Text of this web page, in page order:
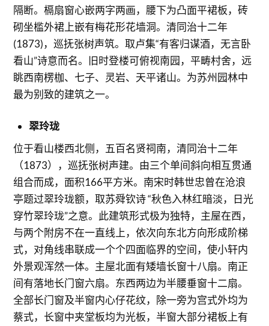
隔断。槅扇窗心嵌两字两画，腰下为凸面平裙板，砖
砌坐槛外裙上嵌有梅花形花墙洞。清同治十二年
(1873)，巡抚张树声筑。取卢集“有客归谋酒，无言卧
看山”诗意而名。旧时登楼可俯视南园，平畴村舍，远
眺西南楞枷、七子、灵岩、天平诸山。为苏州园林中
最为别致的建筑之一。
翠玲珑
位于看山楼西北侧，五百名贤祠南，清同治十二年
（1873），巡抚张树声建。由三个单间斜向相互贯通
组合而成，面积166平方米。南宋时韩世忠曾在沧浪
亭题过翠玲珑额，取苏舜钦诗 “秋色入林红暗淡，日光
穿竹翠玲珑”之意。此建筑形式极为独特，主屋在西，
与两个附房不在一直线上，依次向东北方向形成阶梯
式，对角线串联成一个个四面临界的空间，使小轩内
外景观浑然一体。主屋北面有矮墙长窗十八扇。南正
间有落地长门窗六扇。东西两边为半腰垂窗十二扇。
全部长门窗及半窗内心仔花纹，除一旁为宫式外均为
蔡式，长窗中夹堂板均为光板，半窗大部分裙板上有